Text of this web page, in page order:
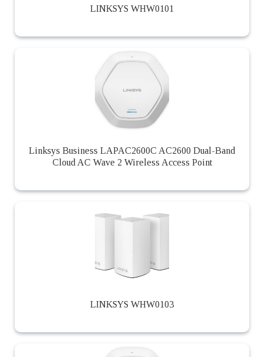
LINKSYS WHW0101
Linksys Business LAPAC2600C AC2600 Dual-Band
Cloud AC Wave 2 Wireless Access Point
LINKSYS WHW0103